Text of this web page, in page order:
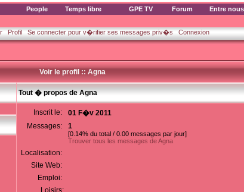
People Temps libre GPE TV Forum Entre nous
Profil Se connecter pour v�rifier ses messages priv�s Connexion
Voir le profil :: Agna
Tout � propos de Agna
Inscrit le:
01 F�v 2011
Messages:
1
[0.14% du total / 0.00 messages par jour]
Trouver tous les messages de Agna
Localisation:
Site Web:
Emploi:
Loisirs: